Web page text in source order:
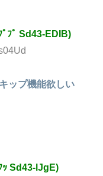
ﾌﾟ Sd43-EDIB)
ップ機能欲しい
ｯ Sd43-lJgE)